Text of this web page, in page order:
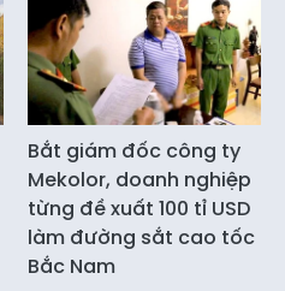
Bắt giám đốc công ty
Mekolor, doanh nghiệp
từng đề xuất 100 tỉ USD
làm đường sắt cao tốc
Bắc Nam